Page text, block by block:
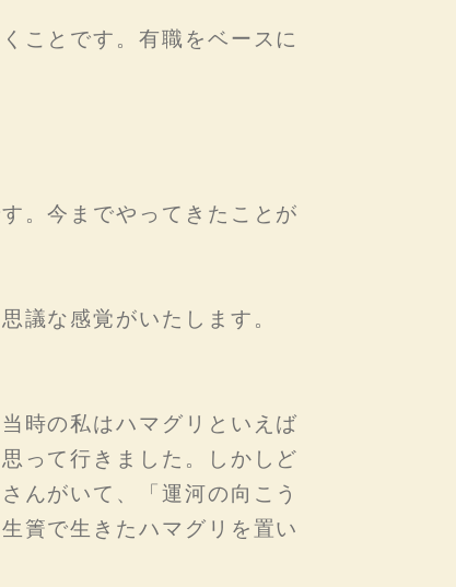
ことです。有職をベースに
。今までやってきたことが
議な感覚がいたします。
時の私はハマグリといえば
って行きました。しかしど
んがいて、「運河の向こう
簀で生きたハマグリを置い